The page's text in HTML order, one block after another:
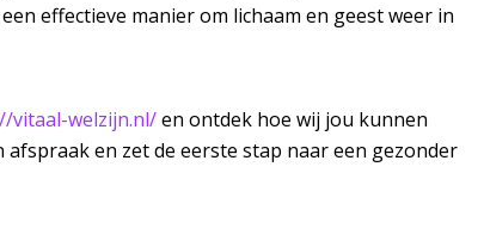
effectieve manier om lichaam en geest weer in
vitaal-welzijn.nl/en ontdek hoe wij jou kunnen
en zet de eerste stap naar een gezonder